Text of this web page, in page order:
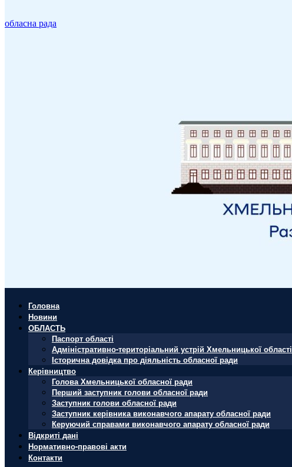
обласна рада
Головна
Новини
ОБЛАСТЬ
Паспорт області
Адміністративно-територіальний устрій Хмельницької області
Історична довідка про діяльність обласної ради
Керівництво
Голова Хмельницької обласної ради
Перший заступник голови обласної ради
Заступник голови обласної ради
Заступник керівника виконавчого апарату обласної ради
Керуючий справами виконавчого апарату обласної ради
Відкриті дані
Нормативно-правові акти
Контакти